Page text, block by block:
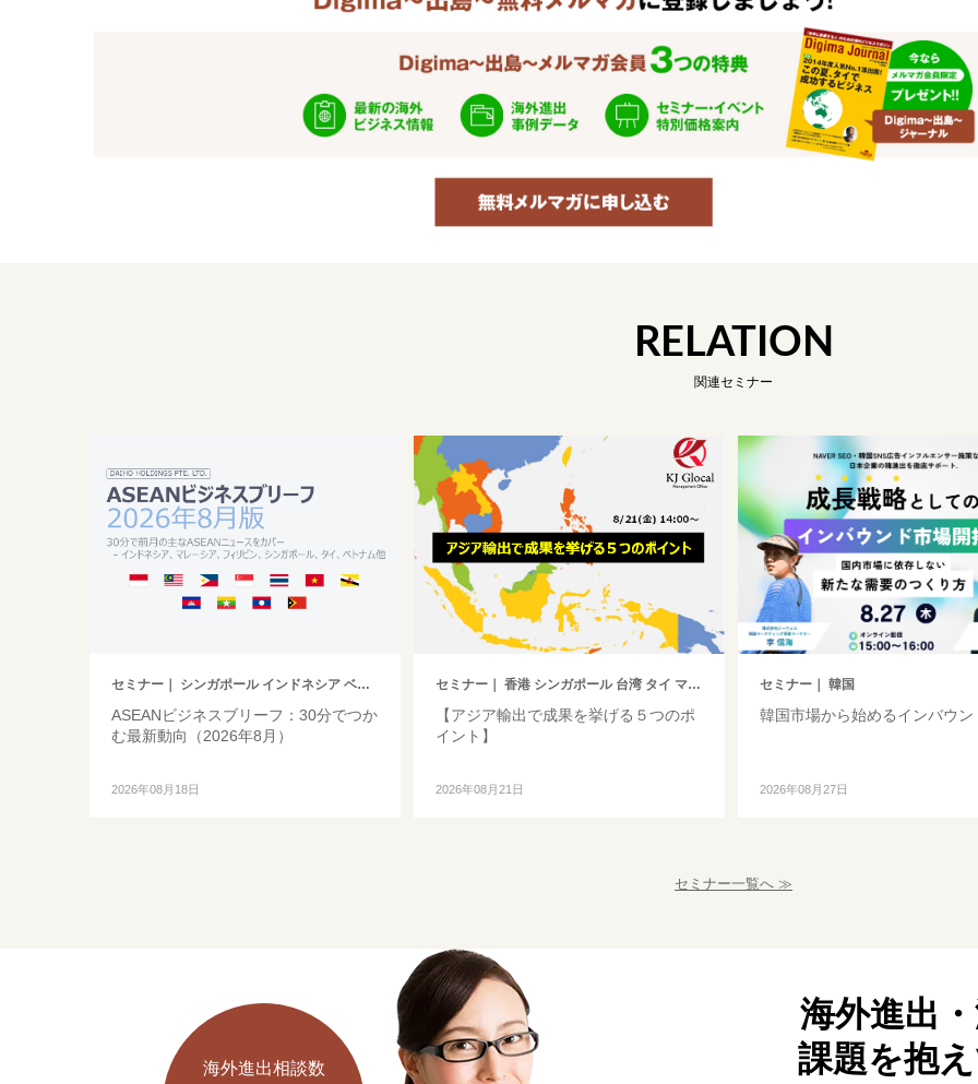
RELATION
関連セミナー
セミナー｜ シンガポール インドネシア ベトナム タイ フィリピン マレーシア ミャンマー カンボジア その他アジア
ASEANビジネスブリーフ：30分でつか
む最新動向（2026年8月）
2026年08月18日
セミナー｜ 香港 シンガポール 台湾 タイ マレーシア
【アジア輸出で成果を挙げる５つのポ
イント】
2026年08月21日
セミナー｜ 韓国
韓国市場から始めるインバウン
2026年08月27日
セミナー一覧へ ≫
海外進出
課題を抱
海外進出相談数